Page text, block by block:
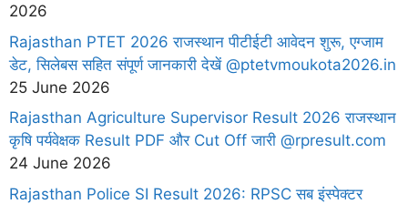
2026
Rajasthan PTET 2026 राजस्थान पीटीईटी आवेदन शुरू, एग्जाम
डेट, सिलेबस सहित संपूर्ण जानकारी देखें @ptetvmoukota2026.in
25 June 2026
Rajasthan Agriculture Supervisor Result 2026 राजस्थान
कृषि पर्यवेक्षक Result PDF और Cut Off जारी @rpresult.com
24 June 2026
Rajasthan Police SI Result 2026: RPSC सब इंस्पेक्टर